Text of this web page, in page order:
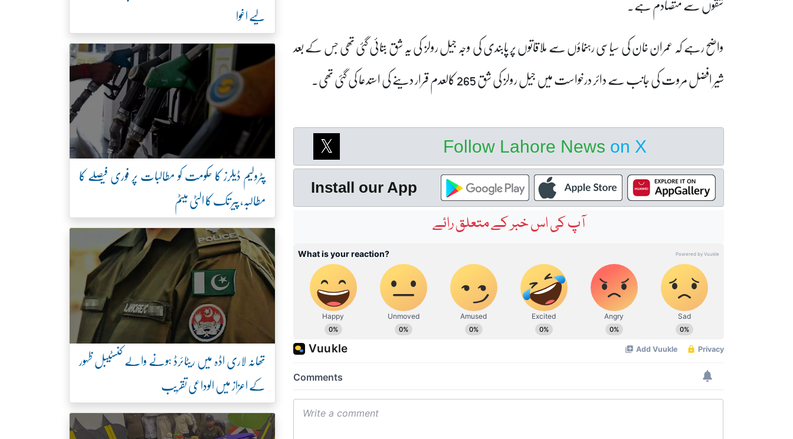
واضح رہے کہ عمران خان کی سیاسی رہنماؤں سے ملاقاتوں پر پابندی کی وجہ جیل رولز کی یہ شق بتائی گئی تھی جس کے بعد
شیر افضل مروت کی جانب سے دائر درخواست میں جیل رولز کی شق 265 کالعدم قرار دینے کی استدعا کی گئی تھی۔
Follow Lahore News on X
Install our App
آپ کی اس خبر کے متعلق رائے
لیے اغوا
پٹرولیم ڈیلرز کا حکومت کو مطالبات پر فوری فیصلے کا
مطالبہ، پیر تک کا الٹی میٹم
تھانہ لاری اڈہ میں ریٹائرڈ ہونے والے کنسٹیبل ظہور
کے اعزاز میں الوداعی تقریب